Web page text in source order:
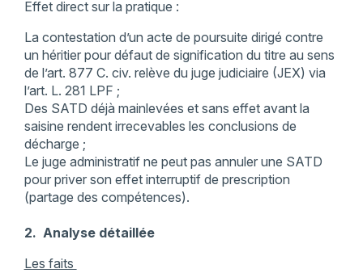
Effet direct sur la pratique :
La contestation d’un acte de poursuite dirigé contre
un héritier pour défaut de signification du titre au sens
de l’art. 877 C. civ. relève du juge judiciaire (JEX) via
l’art. L. 281 LPF ;
Des SATD déjà mainlevées et sans effet avant la
saisine rendent irrecevables les conclusions de
décharge ;
Le juge administratif ne peut pas annuler une SATD
pour priver son effet interruptif de prescription
(partage des compétences).
2. Analyse détaillée
Les faits